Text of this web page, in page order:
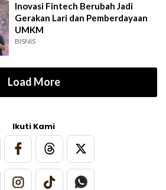
Inovasi Fintech Berubah Jadi
Gerakan Lari dan Pemberdayaan
UMKM
BISNIS
Load More
Ikuti Kami